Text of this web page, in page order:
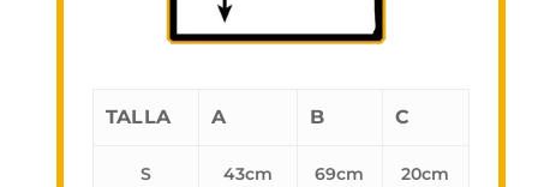
TALLA A B C
S 43cm 69cm 20cm